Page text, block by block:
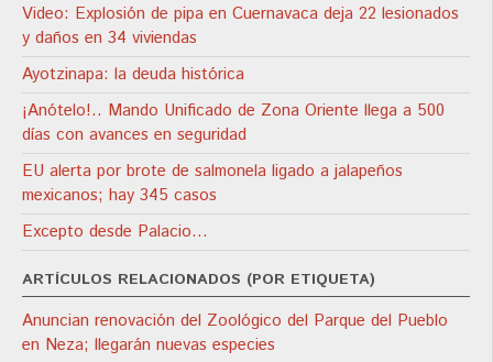
Video: Explosión de pipa en Cuernavaca deja 22 lesionados
y daños en 34 viviendas
Ayotzinapa: la deuda histórica
¡Anótelo!.. Mando Unificado de Zona Oriente llega a 500
días con avances en seguridad
EU alerta por brote de salmonela ligado a jalapeños
mexicanos; hay 345 casos
Excepto desde Palacio…
ARTÍCULOS RELACIONADOS (POR ETIQUETA)
Anuncian renovación del Zoológico del Parque del Pueblo
en Neza; llegarán nuevas especies